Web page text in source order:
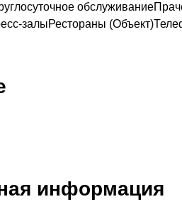
обслуживание
залыРестораны (Объект)
информация